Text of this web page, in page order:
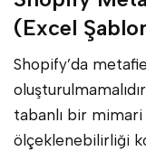
(Excel
Shopify’da
tabanlı bir
ölçeklenebilirliği